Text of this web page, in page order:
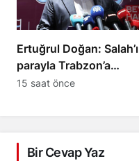
Ertuğrul Doğan: Salah’ı
parayla Trabzon’a
getiremezsiniz
15 saat önce
Bir Cevap Yaz